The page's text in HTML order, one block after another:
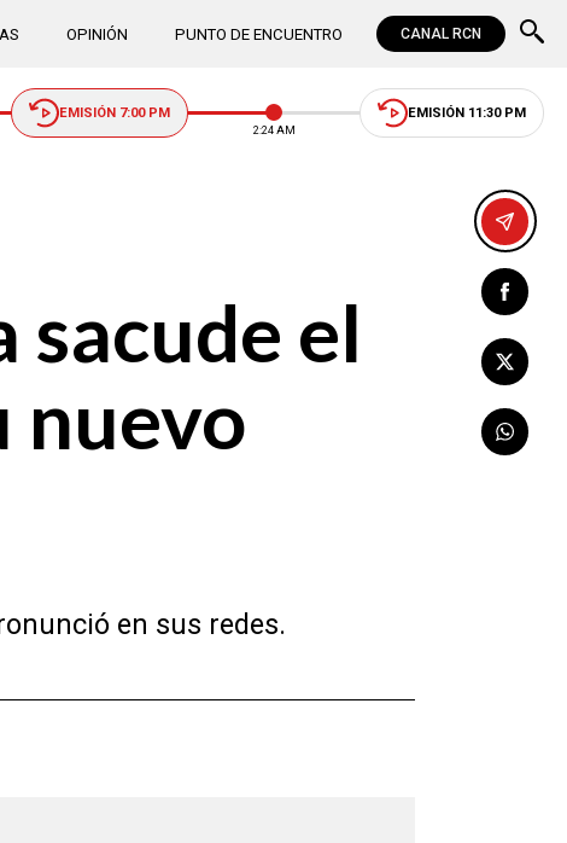
OPINIÓN PUNTO DE ENCUENTRO CANAL RCN
EMISIÓN 7:00 PM
2:24 AM
EMISIÓN 11:30 PM
sacude el
nuevo
en sus redes.